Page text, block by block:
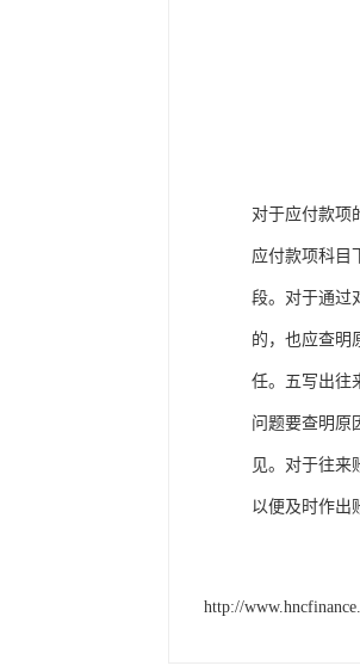
对于应付款项
应付款项科目
段。对于通过
的，也应查明
任。五写出往
问题要查明原
见。对于往来
以便及时作出
http://